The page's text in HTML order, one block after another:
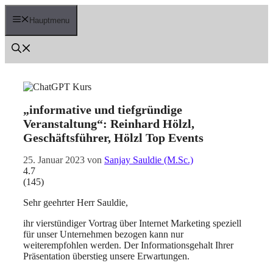
Zum
Inhalt Hauptmenu
„informative und tiefgründige
Veranstaltung“: Reinhard Hölzl,
Geschäftsführer, Hölzl Top Events
25. Januar 2023 von Sanjay Sauldie (M.Sc.)
4.7
(145)
Sehr geehrter Herr Sauldie,
ihr vierstündiger Vortrag über Internet Marketing speziell
für unser Unternehmen bezogen kann nur
weiterempfohlen werden. Der Informationsgehalt Ihrer
Präsentation überstieg unsere Erwartungen.